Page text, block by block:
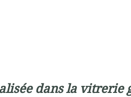
dans la vitrerie